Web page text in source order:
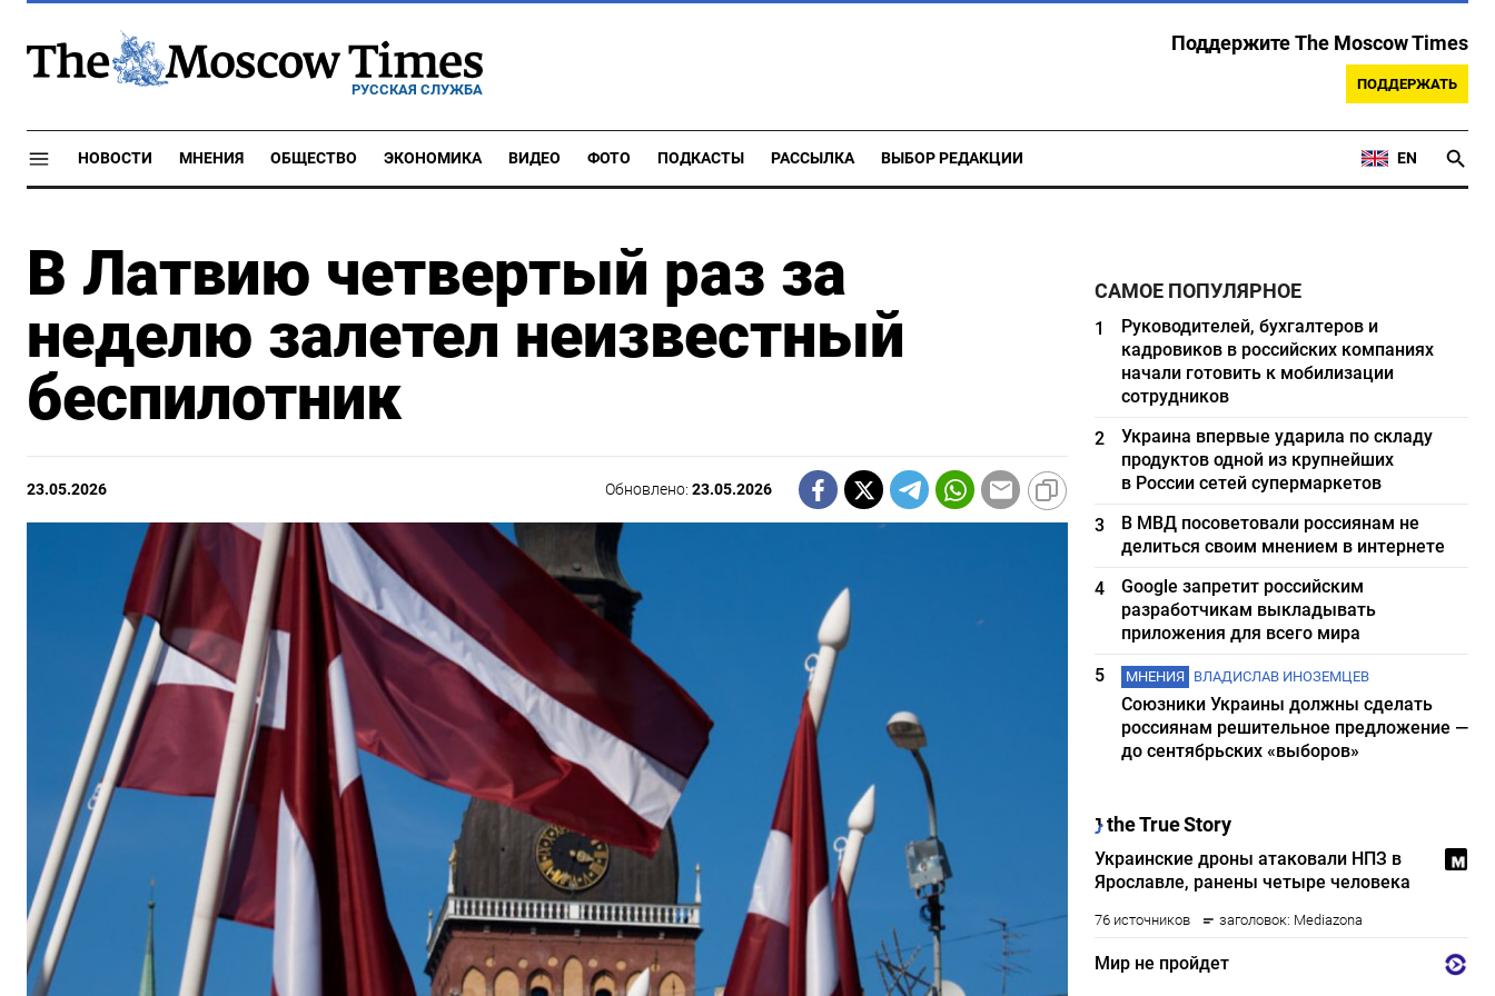
РУССКАЯ СЛУЖБА
Поддержите The Moscow Times
ПОДДЕРЖАТЬ
НОВОСТИ МНЕНИЯ ОБЩЕСТВО ЭКОНОМИКА ВИДЕО ФОТО ПОДКАСТЫ РАССЫЛКА ВЫБОР РЕДАКЦИИ EN
В Латвию четвертый раз за
неделю залетел неизвестный
беспилотник
23.05.2026 Обновлено:23.05.2026
САМОЕ ПОПУЛЯРНОЕ
1
Руководителей, бухгалтеров и
кадровиков в российских компаниях
начали готовить к мобилизации
сотрудников
2
Украина впервые ударила по складу
продуктов одной из крупнейших
в России сетей супермаркетов
3
В МВД посоветовали россиянам не
делиться своим мнением в интернете
4
Google запретит российским
разработчикам выкладывать
приложения для всего мира
5
МНЕНИЯ ВЛАДИСЛАВ ИНОЗЕМЦЕВ
Союзники Украины должны сделать
россиянам решительное предложение —
до сентябрьских «выборов»